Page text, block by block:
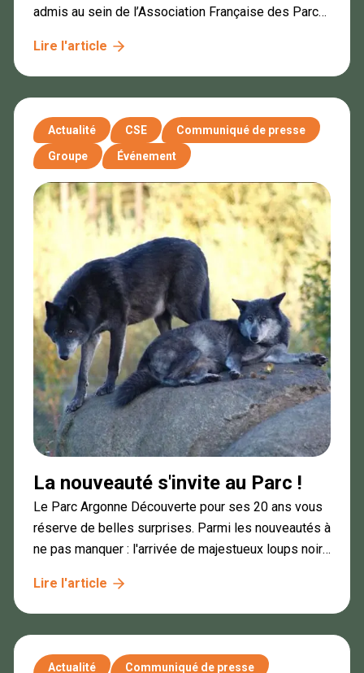
admis au sein de l’Association Française des Parcs
Lire l'article
Actualité CSE
Communiqué de presse
Groupe
Événement
La nouveauté s'invite au Parc !
Le Parc Argonne Découverte pour ses 20 ans vous
réserve de belles surprises. Parmi les nouveautés à
ne pas manquer : l'arrivée de majestueux loups noirs
volière pour nos perroquets.
Lire l'article
Actualité Communiqué de presse